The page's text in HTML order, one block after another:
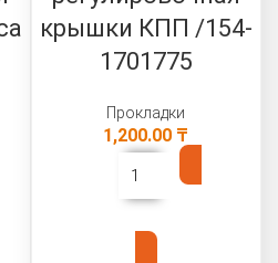
крышки КПП /154-
1701775
Прокладки
1,200.00 ₸